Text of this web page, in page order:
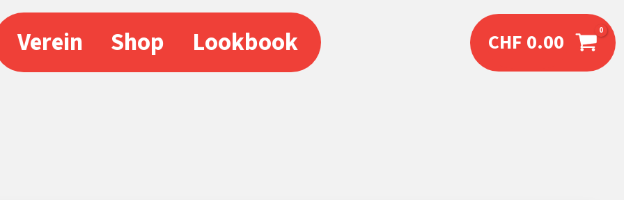
Verein Shop Lookbook CHF 0.00